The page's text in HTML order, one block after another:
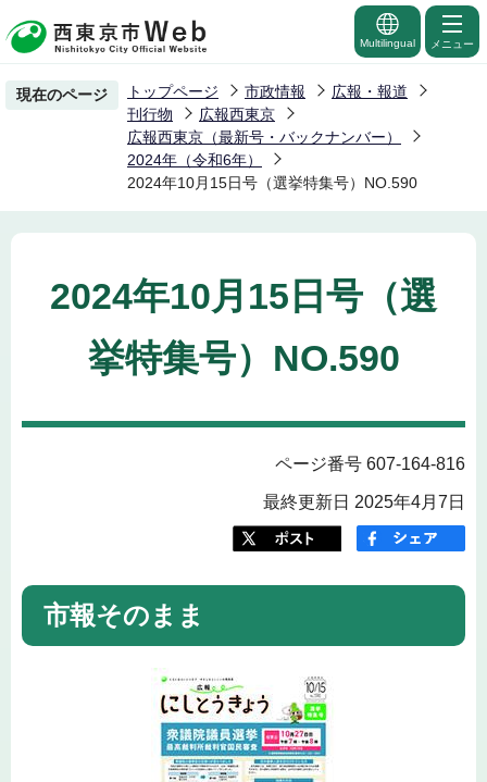
の
ー
Multilingual メニュー
現在のページ トップページ 市政情報
広報・報道
刊行物
広報西東京
広報西東京（最新号・バックナンバー）
2024年（令和6年）
2024年10月15日号（選挙特集号）NO.590
2024年10月15日号（選
挙特集号）NO.590
ページ番号 607-164-816
最終更新日 2025年4月7日
市報そのまま